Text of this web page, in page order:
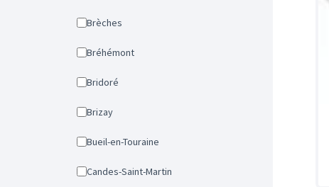
Brèches
Bréhémont
Bridoré
Brizay
Bueil-en-Touraine
Candes-Saint-Martin